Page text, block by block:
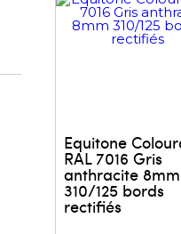
Equitone
RAL 7016 Gris
anthracite 8mm
310/125 bords
rectifiés